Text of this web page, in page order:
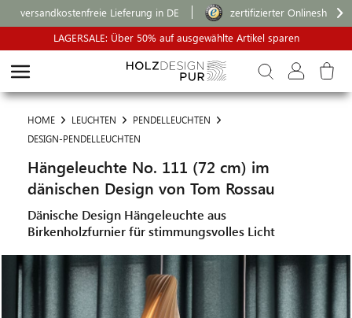
versandkostenfreie Lieferung in DE
zertifizierter Onlineshop
LAGERSALE: Über 50% auf ausgewählte Artikel sparen
HOME LEUCHTEN
PENDELLEUCHTEN
DESIGN-PENDELLEUCHTEN
Hängeleuchte No. 111 (72 cm) im
dänischen Design von Tom Rossau
Dänische Design Hängeleuchte aus
Birkenholzfurnier für stimmungsvolles Licht